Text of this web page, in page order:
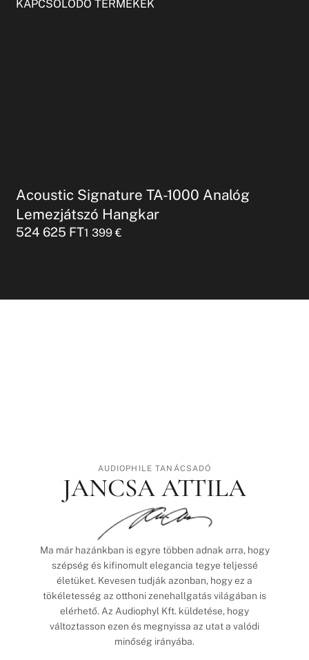
KAPCSOLÓDÓ TERMÉKEK
Acoustic Signature TA-1000 Analóg
Lemezjátszó Hangkar
524 625 FT1 399€
AUDIOPHILE TANÁCSADÓ
JANCSA ATTILA
Ma már hazánkban is egyre többen adnak arra, hogy
szépség és kifinomult elegancia tegye teljessé
életüket. Kevesen tudják azonban, hogy ez a
tökéletesség az otthoni zenehallgatás világában is
elérhető. Az Audiophyl Kft. küldetése, hogy
változtasson ezen és megnyissa az utat a valódi
minőség irányába.